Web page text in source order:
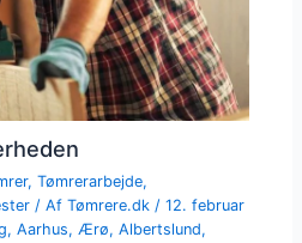
,Tømrerarbejde,
/ AfTømrere.dk/12. februar
,Aarhus,Ærø,Albertslund,